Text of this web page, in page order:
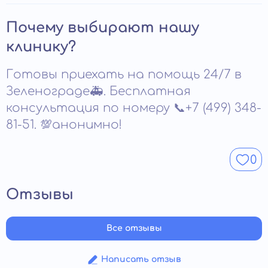
оборудование. Безопасность процедуры
обеспечивается только в условиях стационара.
сосудистых заболеваниях, острых инфекциях и
тяжелых психических расстройствах. Также
ограничения касаются пациентов в тяжелом
полную диагностику, чтобы исключить риски. При
наличии противопоказаний подбирается
альтернативная схема лечения.
Почему выбирают нашу
клинику?
Готовы приехать на помощь 24/7 в
Зеленограде🚑. Бесплатная
консультация по номеру 📞+7 (499) 348-
81-51. 💯анонимно!
0
Отзывы
Написать отзыв
Все отзывы